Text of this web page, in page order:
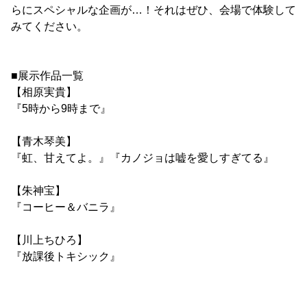
らにスペシャルな企画が…！それはぜひ、会場で体験して
みてください。
■展示作品一覧
【相原実貴】
『5時から9時まで』
【青木琴美】
『虹、甘えてよ。』『カノジョは嘘を愛しすぎてる』
【朱神宝】
『コーヒー＆バニラ』
【川上ちひろ】
『放課後トキシック』